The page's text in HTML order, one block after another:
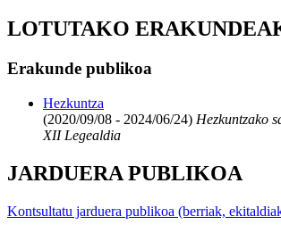
LOTUTAKO
Erakunde publikoa
Hezkuntza
(2020/09/08 - 2024/06/24) Hezkuntzako
XII Legealdia
JARDUERA PUBLIKOA
Kontsultatu jarduera publikoa (berriak,